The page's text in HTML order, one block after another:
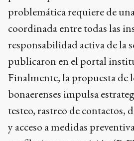
problemática requiere de
coordinada entre todas las
responsabilidad activa de la
publicaron en el portal
Finalmente, la propuesta de
bonaerenses impulsa
testeo, rastreo de contactos,
y acceso a medidas